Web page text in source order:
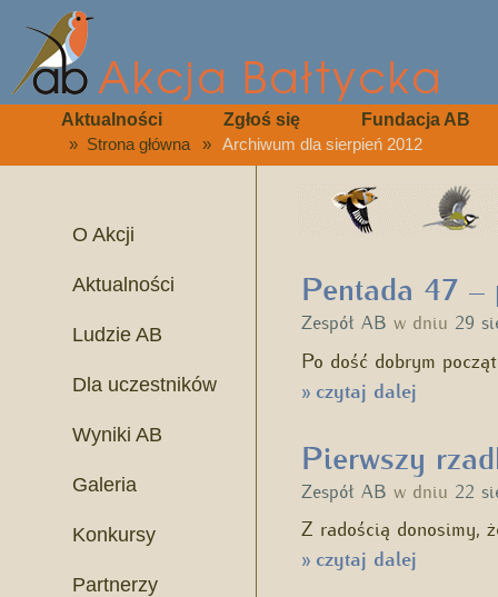
Aktualności Zgłoś się Fundacja AB
» Strona główna » Archiwum dla sierpień 2012
O Akcji
Aktualności
Ludzie AB
Dla uczestników
Wyniki AB
Galeria
Konkursy
Partnerzy
Pentada 47 –
Zespół AB w dniu 29
Po dość dobrym
»czytaj dalej
Pierwszy
Zespół AB w dniu 22
Z radością donosimy,
»czytaj dalej